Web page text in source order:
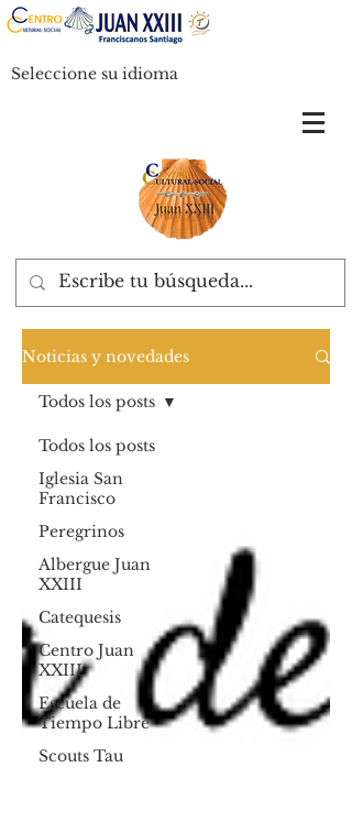
Seleccione su idioma
Noticias y novedades
Todos los posts
Iglesia San
Francisco
Peregrinos
Albergue Juan
XXIII
Catequesis
Centro Juan
XXIII
Escuela de
Tiempo Libre
Scouts Tau
Todos los posts